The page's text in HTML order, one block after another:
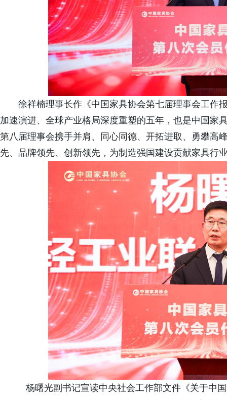
徐祥楠理事长作《中国家具协会第七届理事会工作
加速演进、全球产业格局深度重塑的五年，也是中国家
第八届理事会携手并肩、同心同德、开拓进取、勇攀高
先、品牌领先、创新领先，为制造强国建设贡献家具行
杨曙光副书记宣读中央社会工作部文件《关于中